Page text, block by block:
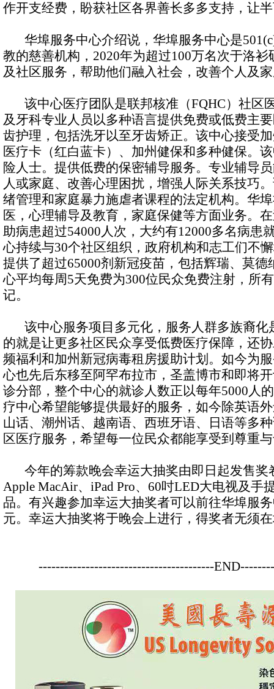
作开支经费，盼获社区各界善长多多支持，让
华埠服务中心介绍说，华埠服务中心是
教的慈善机构，2020年为超过100万名次于洛
及社区服务，帮助他们融入社会，改善个人及
该中心医疗团队是联邦核准（FQHC）社区
及牙科专业人员以多种语言提供免费或低费主
齿护理，包括洗牙以至牙齿矫正。该中心接受
医疗卡（红白蓝卡）、加州健保和多种健保。
险人士。提供低费的保密辅导服务。专业辅导
人或家庭、改善心理困扰，增强人际关系技巧
绪管理和家庭暴力施虐者课程的法定机构。华
医，心理辅导及教育，家庭保健等方面业务。
助病患超过54000人次，大约有12000多名病患
心持续与30个社区组织，政府机构和志工们不
提供了超过65000剂新冠疫苗，包括辉瑞、莫
心平均每周5天免费为300位民众免费注射，所
记。
该中心服务项目多元化，服务人群多族裔化
的就是让更多社区民众享受低费医疗保障，还
频福利和加州新冠病毒租房援助计划。如今为
心也先后东移至阿罕布拉市，圣盖博市和即将
诊分部，整个中心的就诊人数正以每年5000人
疗中心希望能够提供最好的服务，如今除英语
山话、潮州话、越南语、西班牙语、日语等多
区医疗服务，希望每一位民众都能享受到尊重
今年的筹款晚会幸运大抽奖由即日起发售奖
Apple MacAir、iPad Pro、60吋LED大电视及手
品。有兴趣参加幸运大抽奖者可以前往华埠服
元。幸运大抽奖将于晚会上进行，得奖者无须
-----------------------------------------